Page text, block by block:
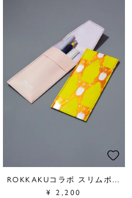
ROKKAKUコラボ スリムポーチ
¥ 2,200